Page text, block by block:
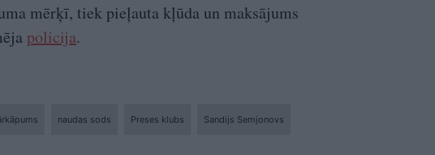
mērķī, tiek pieļauta kļūda un maksājums
policija.
naudas sods Preses klubs Sandijs Semjonovs